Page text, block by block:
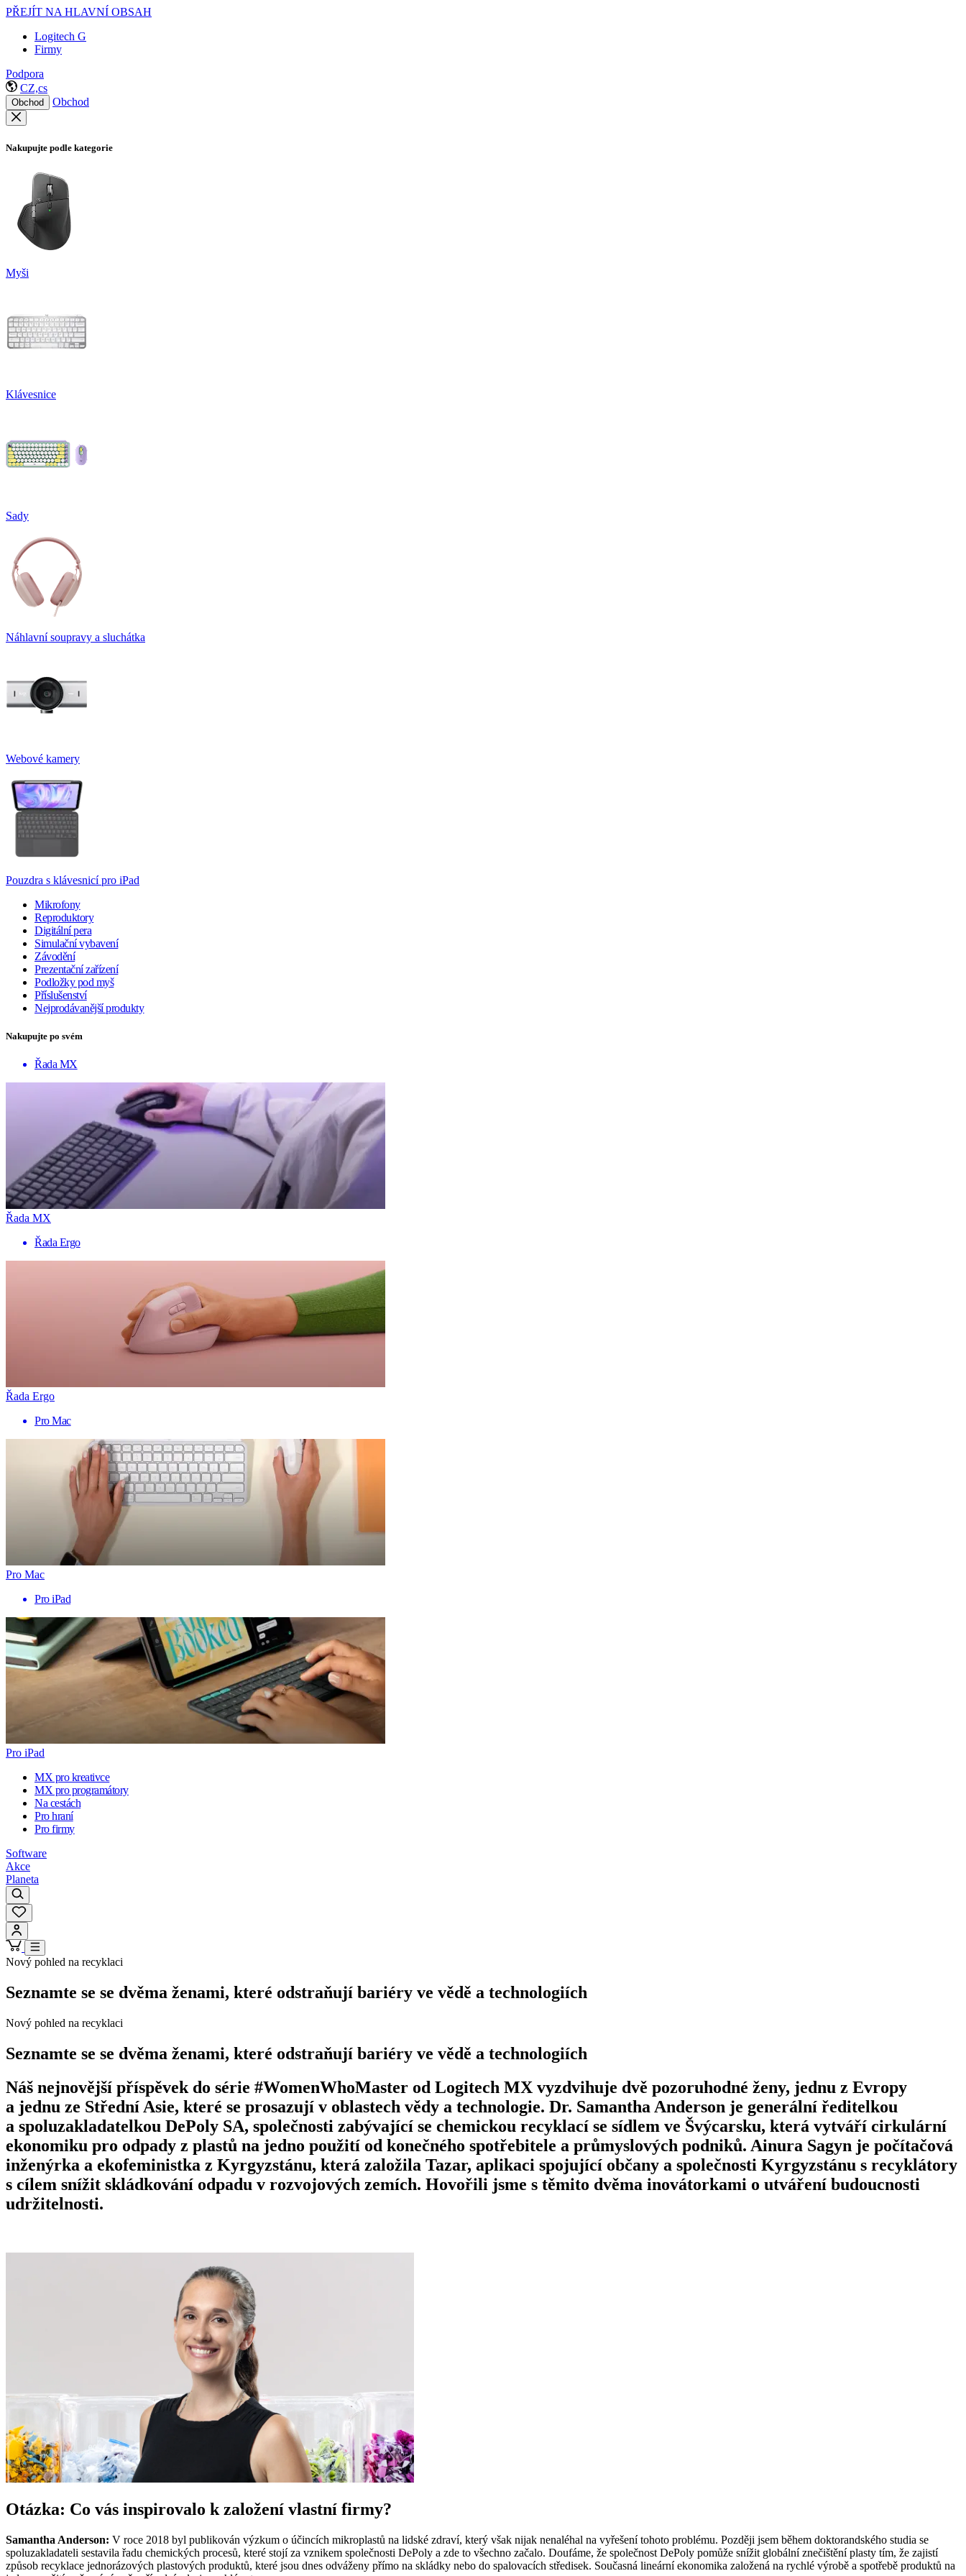
PŘEJÍT NA HLAVNÍ OBSAH
Logitech G
Firmy
Podpora
CZ,cs
Obchod Obchod
Nakupujte podle kategorie
Myši
Klávesnice
Sady
Náhlavní soupravy a sluchátka
Webové kamery
Pouzdra s klávesnicí pro iPad
Mikrofony
Reproduktory
Digitální pera
Simulační vybavení
Závodění
Prezentační zařízení
Podložky pod myš
Příslušenství
Nejprodávanější produkty
Nakupujte po svém
Řada MX
Řada MX
Řada Ergo
Řada Ergo
Pro Mac
Pro Mac
Pro iPad
Pro iPad
MX pro kreativce
MX pro programátory
Na cestách
Pro hraní
Pro firmy
Software
Akce
Planeta
Nový pohled na recyklaci
Seznamte se se dvěma ženami, které odstraňují bariéry ve vědě a technologiích
Nový pohled na recyklaci
Seznamte se se dvěma ženami, které odstraňují bariéry ve vědě a technologiích
Náš nejnovější příspěvek do série #WomenWhoMaster od Logitech MX vyzdvihuje dvě pozoruhodné ženy, jednu z Evropy
a jednu ze Střední Asie, které se prosazují v oblastech vědy a technologie. Dr. Samantha Anderson je generální ředitelkou
a spoluzakladatelkou DePoly SA, společnosti zabývající se chemickou recyklací se sídlem ve Švýcarsku, která vytváří cirkulární
ekonomiku pro odpady z plastů na jedno použití od konečného spotřebitele a průmyslových podniků. Ainura Sagyn je počítačová
inženýrka a ekofeministka z Kyrgyzstánu, která založila Tazar, aplikaci spojující občany a společnosti Kyrgyzstánu s recyklátory
s cílem snížit skládkování odpadu v rozvojových zemích. Hovořili jsme s těmito dvěma inovátorkami o utváření budoucnosti
udržitelnosti.
Otázka: Co vás inspirovalo k založení vlastní firmy?
Samantha Anderson: V roce 2018 byl publikován výzkum o účincích mikroplastů na lidské zdraví, který však nijak nenaléhal na vyřešení tohoto problému. Později jsem během doktorandského studia se
spoluzakladateli sestavila řadu chemických procesů, které stojí za vznikem společnosti DePoly a zde to všechno začalo. Doufáme, že společnost DePoly pomůže snížit globální znečištění plasty tím, že zajistí
způsob recyklace jednorázových plastových produktů, které jsou dnes odváženy přímo na skládky nebo do spalovacích středisek. Současná lineární ekonomika založená na rychlé výrobě a spotřebě produktů na